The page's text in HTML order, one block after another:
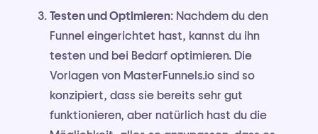
Testen und Optimieren: Nachdem du den
Funnel eingerichtet hast, kannst du ihn
testen und bei Bedarf optimieren. Die
Vorlagen von MasterFunnels.io sind so
konzipiert, dass sie bereits sehr gut
funktionieren, aber natürlich hast du die